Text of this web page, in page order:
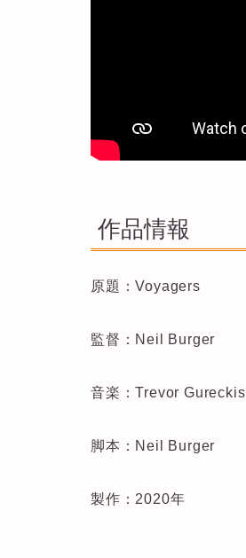
作品情報
原題：Voyagers
監督：Neil Burger
音楽：Trevor Gureckis
脚本：Neil Burger
製作：2020年